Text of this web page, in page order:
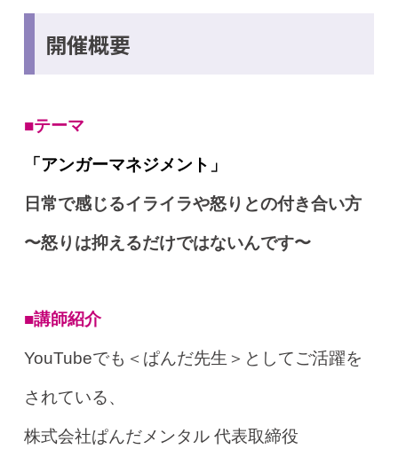
開催概要
■テーマ
「 アンガーマネジメント 」
日常で感じるイライラや怒りとの付き合い方
〜怒りは抑えるだけではないんです〜
■講師紹介
YouTubeでも＜ぱんだ先生＞としてご活躍を
されている、
株式会社ぱんだメンタル 代表取締役